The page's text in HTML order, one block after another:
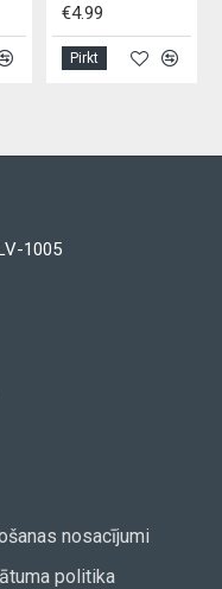
€4.99
Pirkt
1005
nosacījumi
politika